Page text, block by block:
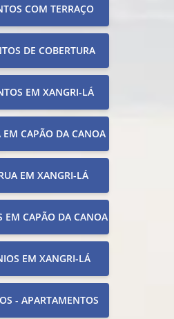
COM TERRAÇO
DE COBERTURA
EM XANGRI-LÁ
EM CAPÃO DA CANOA
EM XANGRI-LÁ
EM CAPÃO DA CANOA
EM XANGRI-LÁ
- APARTAMENTOS